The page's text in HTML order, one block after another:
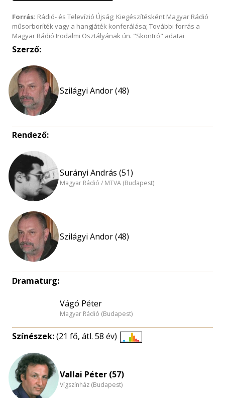
Forrás: Rádió- és Televízió Újság; Kiegészítésként Magyar Rádió
műsorboríték vagy a hangjáték konferálása; További forrás a
Magyar Rádió Irodalmi Osztályának ún. "Skontró" adatai
Szerző:
Szilágyi Andor (48)
Rendező:
Surányi András (51)
Magyar Rádió / MTVA (Budapest)
Szilágyi Andor (48)
Dramaturg:
Vágó Péter
Magyar Rádió (Budapest)
Színészek:(21 fő, átl. 58 év)
Vallai Péter (57)
Vígszínház (Budapest)